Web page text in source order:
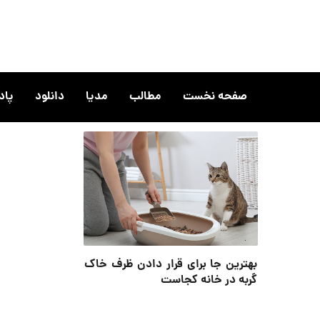
صفحه نخست مطالب مدیا دانلود
بهترین جا برای قرار دادن ظرف خاک
گربه در خانه کجاست